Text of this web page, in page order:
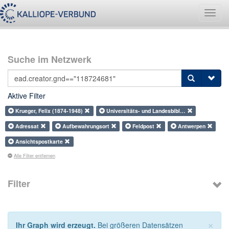
Suche im Netzwerk
Aktive Filter
Krueger, Felix (1874-1948)
Universitäts- und Landesbibl…
Adressat
Aufbewahrungsort Feldpost
Antwerpen
Ansichtspostkarte
Alle Filter entfernen
Filter
×
Ihr Graph wird erzeugt. Bei größeren Datensätzen